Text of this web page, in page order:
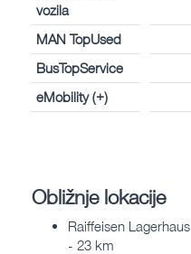
vozila
MAN TopUsed
BusTopService
eMobility (+)
Obližnje lokacije
Raiffeisen
- 23 km